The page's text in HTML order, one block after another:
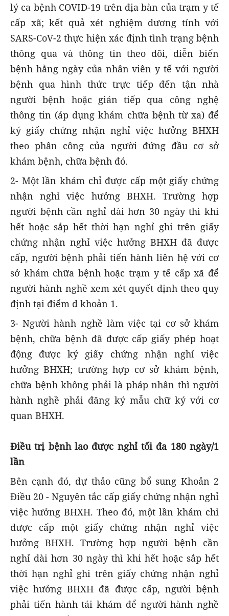
lý ca bệnh COVID-19 trên địa bàn của trạm y tế
cấp xã; kết quả xét nghiệm dương tính với
SARS-CoV-2 thực hiện xác định tình trạng bệnh
thông qua và thông tin theo dõi, diễn biến
bệnh hằng ngày của nhân viên y tế với người
bệnh qua hình thức trực tiếp đến tận nhà
người bệnh hoặc gián tiếp qua công nghệ
thông tin (áp dụng khám chữa bệnh từ xa) để
ký giấy chứng nhận nghỉ việc hưởng BHXH
theo phân công của người đứng đầu cơ sở
khám bệnh, chữa bệnh đó.
2- Một lần khám chỉ được cấp một giấy chứng
nhận nghỉ việc hưởng BHXH. Trường hợp
người bệnh cần nghỉ dài hơn 30 ngày thì khi
hết hoặc sắp hết thời hạn nghỉ ghi trên giấy
chứng nhận nghỉ việc hưởng BHXH đã được
cấp, người bệnh phải tiến hành liên hệ với cơ
sở khám chữa bệnh hoặc trạm y tế cấp xã để
người hành nghề xem xét quyết định theo quy
định tại điểm d khoản 1.
3- Người hành nghề làm việc tại cơ sở khám
bệnh, chữa bệnh đã được cấp giấy phép hoạt
động được ký giấy chứng nhận nghỉ việc
hưởng BHXH; trường hợp cơ sở khám bệnh,
chữa bệnh không phải là pháp nhân thì người
hành nghề phải đăng ký mẫu chữ ký với cơ
quan BHXH.
Điều trị bệnh lao được nghỉ tối đa 180 ngày/1
lần
Bên cạnh đó, dự thảo cũng bổ sung Khoản 2
Điều 20 - Nguyên tắc cấp giấy chứng nhận nghỉ
việc hưởng BHXH. Theo đó, một lần khám chỉ
được cấp một giấy chứng nhận nghỉ việc
hưởng BHXH. Trường hợp người bệnh cần
nghỉ dài hơn 30 ngày thì khi hết hoặc sắp hết
thời hạn nghỉ ghi trên giấy chứng nhận nghỉ
việc hưởng BHXH đã được cấp, người bệnh
phải tiến hành tái khám để người hành nghề